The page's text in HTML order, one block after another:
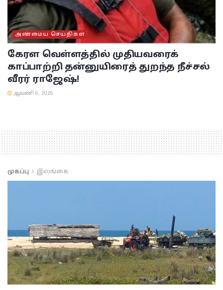
அண்மைய செய்திகள்
கேரள வெள்ளத்தில் முதியவரைக்
காப்பாற்றி தன்னுயிரைத் துறந்த நீச்சல்
வீரர் ராஜேஷ்!
ஆவணி 6, 2026
முகப்பு இலங்கை